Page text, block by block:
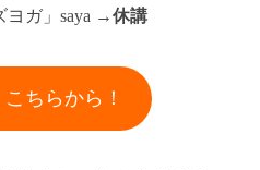
ヨガ」saya →休講
ちらから！